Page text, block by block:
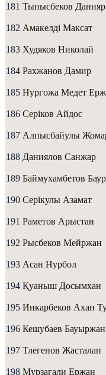
181 Тынысбеков Данияр
182 Амакелді Максат
183 Худяков Николай
184 Рахжанов Дамир
185 Нургожа Медет
186 Серіков Айдос
187 Алпысбайулы
188 Даниялов Санжар
189 Баймухамбетов
190 Серікулы Азамат
191 Раметов Арыстан
192 Рысбеков Мейржан
193 Асан Нурбол
194 Қуаныш Досымхан
195 Инкарбеков Ахан
196 Кешубаев Бауыржан
197 Тлегенов Жасталап
198 Мурзагали Ержан